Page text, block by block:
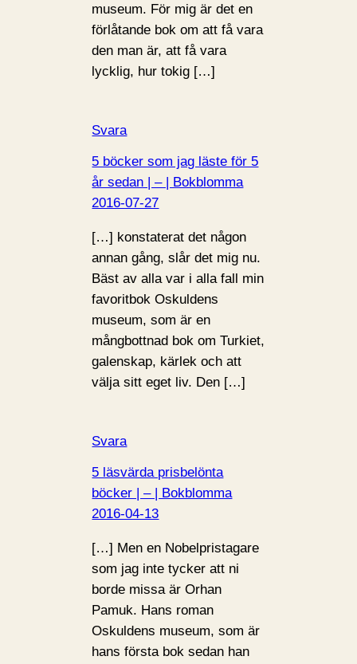
museum. För mig är det en
förlåtande bok om att få vara
den man är, att få vara
lycklig, hur tokig […]
Svara
5 böcker som jag läste för 5
år sedan | – | Bokblomma
2016-07-27
[…] konstaterat det någon
annan gång, slår det mig nu.
Bäst av alla var i alla fall min
favoritbok Oskuldens
museum, som är en
mångbottnad bok om Turkiet,
galenskap, kärlek och att
välja sitt eget liv. Den […]
Svara
5 läsvärda prisbelönta
böcker | – | Bokblomma
2016-04-13
[…] Men en Nobelpristagare
som jag inte tycker att ni
borde missa är Orhan
Pamuk. Hans roman
Oskuldens museum, som är
hans första bok sedan han